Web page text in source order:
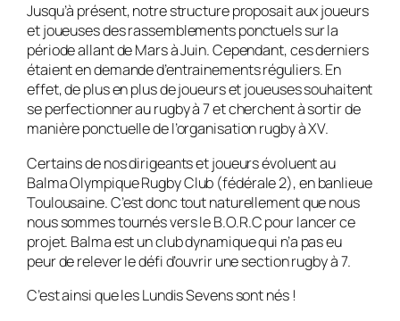
Jusqu’à présent, notre structure proposait aux joueurs
et joueuses des rassemblements ponctuels sur la
période allant de Mars à Juin. Cependant, ces derniers
étaient en demande d’entrainements réguliers. En
effet, de plus en plus de joueurs et joueuses souhaitent
se perfectionner au rugby à 7 et cherchent à sortir de
manière ponctuelle de l’organisation rugby à XV.
Certains de nos dirigeants et joueurs évoluent au
Balma Olympique Rugby Club (fédérale 2), en banlieue
Toulousaine. C’est donc tout naturellement que nous
nous sommes tournés vers le B.O.R.C pour lancer ce
projet. Balma est un club dynamique qui n’a pas eu
peur de relever le défi d’ouvrir une section rugby à 7.
C’est ainsi que les Lundis Sevens sont nés !